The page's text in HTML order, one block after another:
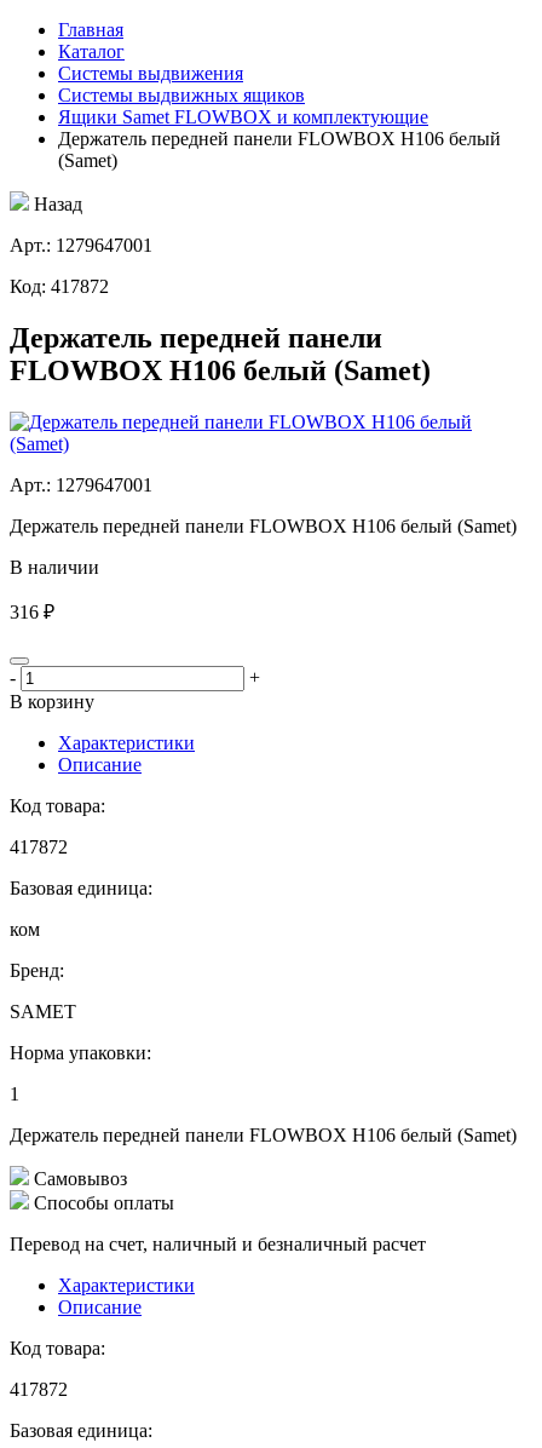
Главная
Каталог
Системы выдвижения
Системы выдвижных ящиков
Ящики Samet FLOWBOX и комплектующие
Держатель передней панели FLOWBOX H106 белый
(Samet)
Назад
Aрт.: 1279647001
Код: 417872
Держатель передней панели
FLOWBOX H106 белый (Samet)
Aрт.: 1279647001
Держатель передней панели FLOWBOX H106 белый (Samet)
В наличии
316 ₽
-
+
В корзину
Характеристики
Описание
Код товара:
417872
Базовая единица:
ком
Бренд:
SAMET
Норма упаковки:
1
Держатель передней панели FLOWBOX H106 белый (Samet)
Самовывоз
Способы оплаты
Перевод на счет, наличный и безналичный расчет
Характеристики
Описание
Код товара:
417872
Базовая единица: